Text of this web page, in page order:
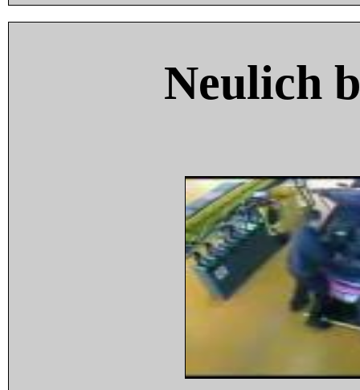
Neulich